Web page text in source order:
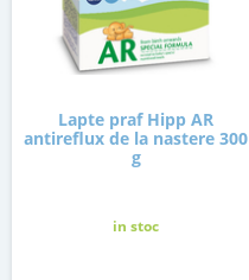
Lapte praf Hipp AR
antireflux de la nastere 300
g
in stoc